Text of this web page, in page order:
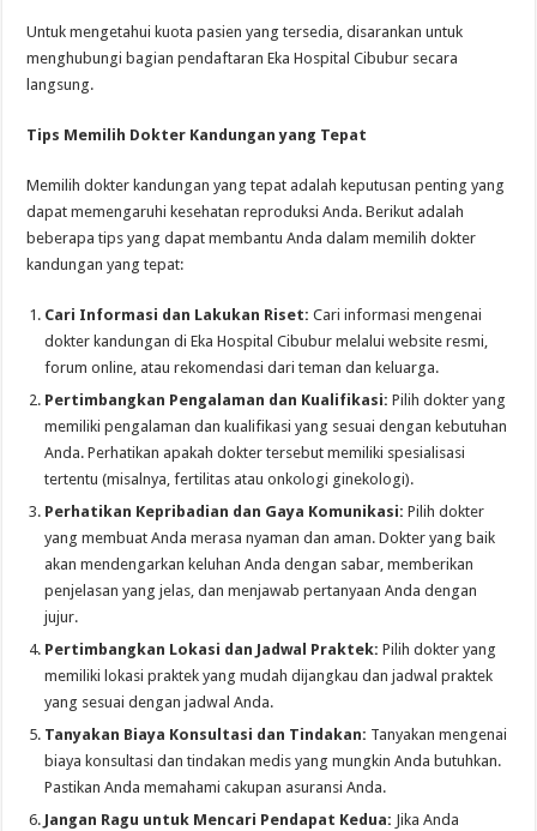
Untuk mengetahui kuota pasien yang tersedia, disarankan untuk
menghubungi bagian pendaftaran Eka Hospital Cibubur secara
langsung.
Tips Memilih Dokter Kandungan yang Tepat
Memilih dokter kandungan yang tepat adalah keputusan penting yang
dapat memengaruhi kesehatan reproduksi Anda. Berikut adalah
beberapa tips yang dapat membantu Anda dalam memilih dokter
kandungan yang tepat:
Cari Informasi dan Lakukan Riset: Cari informasi mengenai
dokter kandungan di Eka Hospital Cibubur melalui website resmi,
forum online, atau rekomendasi dari teman dan keluarga.
Pertimbangkan Pengalaman dan Kualifikasi: Pilih dokter yang
memiliki pengalaman dan kualifikasi yang sesuai dengan kebutuhan
Anda. Perhatikan apakah dokter tersebut memiliki spesialisasi
tertentu (misalnya, fertilitas atau onkologi ginekologi).
Perhatikan Kepribadian dan Gaya Komunikasi: Pilih dokter
yang membuat Anda merasa nyaman dan aman. Dokter yang baik
akan mendengarkan keluhan Anda dengan sabar, memberikan
penjelasan yang jelas, dan menjawab pertanyaan Anda dengan
jujur.
Pertimbangkan Lokasi dan Jadwal Praktek: Pilih dokter yang
memiliki lokasi praktek yang mudah dijangkau dan jadwal praktek
yang sesuai dengan jadwal Anda.
Tanyakan Biaya Konsultasi dan Tindakan: Tanyakan mengenai
biaya konsultasi dan tindakan medis yang mungkin Anda butuhkan.
Pastikan Anda memahami cakupan asuransi Anda.
Jangan Ragu untuk Mencari Pendapat Kedua: Jika Anda